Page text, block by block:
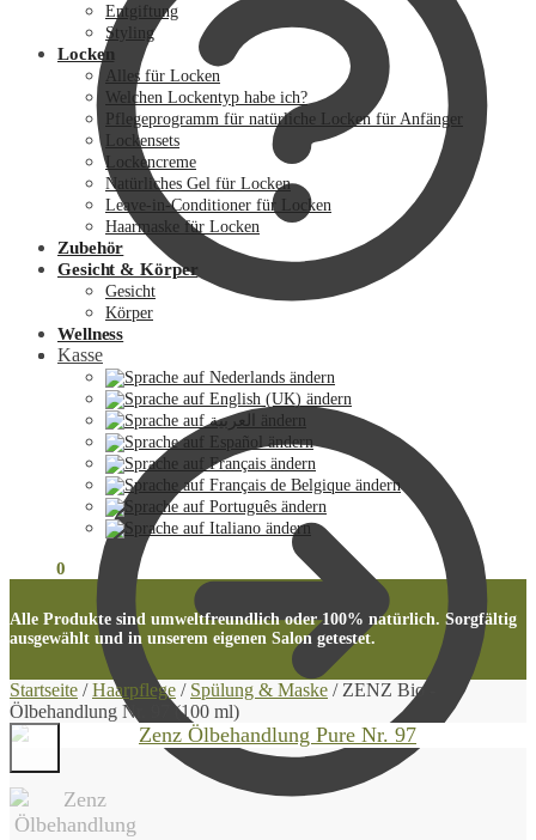
Kasse
Entgiftung
Styling
Locken
Alles für Locken
Welchen Lockentyp habe ich?
Pflegeprogramm für natürliche Locken für Anfänger
Lockensets
Lockencreme
Natürliches Gel für Locken
Leave-in-Conditioner für Locken
Haarmaske für Locken
Zubehör
Gesicht & Körper
Gesicht
Körper
Wellness
0
Alle Produkte sind umweltfreundlich oder 100% natürlich. Sorgfältig
ausgewählt und in unserem eigenen Salon getestet.
Startseite /Haarpflege / Spülung & Maske / ZENZ Bio -
Ölbehandlung Nr. 97 (100 ml)